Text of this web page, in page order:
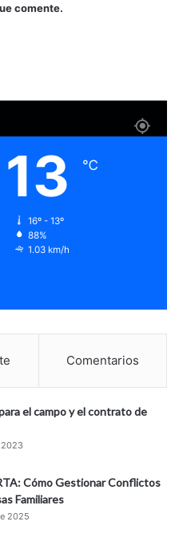
comente.
13 ℃
16º - 13º
88%
1.03 km/h
Comentarios
el campo y el contrato de
Cómo Gestionar Conflictos
Familiares
2025